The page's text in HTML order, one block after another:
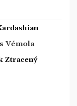
Vémola
Ztracený